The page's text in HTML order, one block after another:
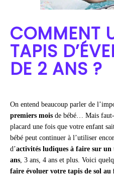
COMMENT
TAPIS
DE 2 ANS ?
On entend beaucoup parler de
premiers mois de bébé… Mais
placard une fois que votre enfant
bébé peut continuer à l’utiliser
d’activités ludiques à faire sur un
ans, 3 ans, 4 ans et plus. Voici
faire évoluer votre tapis de sol au